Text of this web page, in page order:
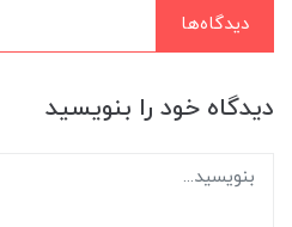
دیدگاه‌ها
دیدگاه خود را بنویسید